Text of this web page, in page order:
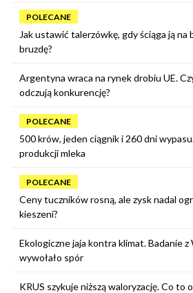
POLECANE
Jak ustawić talerzówkę, gdy ściąga ją na
bruzdę?
Argentyna wraca na rynek drobiu UE.
odczują konkurencję?
POLECANE
500 krów, jeden ciągnik i 260 dni
produkcji mleka
POLECANE
Ceny tuczników rosną, ale zysk nadal
kieszeni?
Ekologiczne jaja kontra klimat. Badanie
wywołało spór
KRUS szykuje niższą waloryzację. Co to